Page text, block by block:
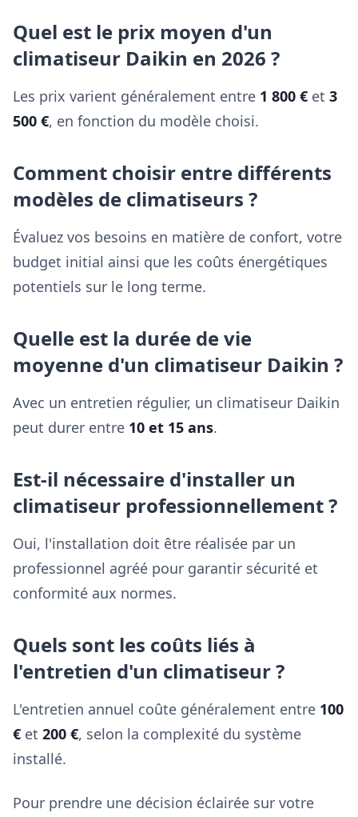
Quel est le prix moyen d'un
climatiseur Daikin en 2026 ?
Les prix varient généralement entre 1 800 € et 3
500 €, en fonction du modèle choisi.
Comment choisir entre différents
modèles de climatiseurs ?
Évaluez vos besoins en matière de confort, votre
budget initial ainsi que les coûts énergétiques
potentiels sur le long terme.
Quelle est la durée de vie
moyenne d'un climatiseur Daikin ?
Avec un entretien régulier, un climatiseur Daikin
peut durer entre 10 et 15 ans.
Est-il nécessaire d'installer un
climatiseur professionnellement ?
Oui, l'installation doit être réalisée par un
professionnel agréé pour garantir sécurité et
conformité aux normes.
Quels sont les coûts liés à
l'entretien d'un climatiseur ?
L'entretien annuel coûte généralement entre 100
€ et 200 €, selon la complexité du système
installé.
Pour prendre une décision éclairée sur votre